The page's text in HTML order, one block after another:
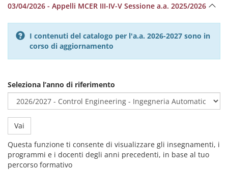
03/04/2026 - Appelli MCER III-IV-V Sessione a.a. 2025/2026
I contenuti del catalogo per l'a.a. 2026-2027 sono in
corso di aggiornamento
Seleziona l’anno di riferimento
Vai
Questa funzione ti consente di visualizzare gli insegnamenti, i
programmi e i docenti degli anni precedenti, in base al tuo
percorso formativo